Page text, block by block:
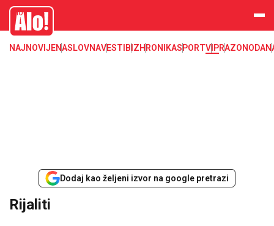
Zadruga, Rijaliti, Zadruga 4
Alo
NAJNOVIJENASLOVNAVESTI BIZHRONIKASPORTVIPRAZONODA
Dodaj kao željeni izvor na google pretrazi
Rijaliti